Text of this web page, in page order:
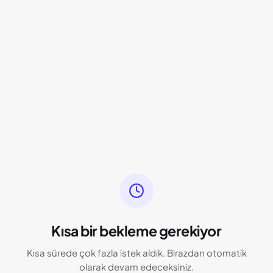
Kısa bir bekleme gerekiyor
Kısa sürede çok fazla istek aldık. Birazdan otomatik
olarak devam edeceksiniz.